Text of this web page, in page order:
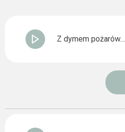
Z dymem pożarów…